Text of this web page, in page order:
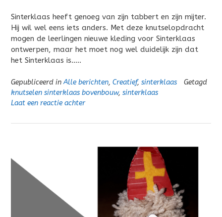
Sinterklaas heeft genoeg van zijn tabbert en zijn mijter.
Hij wil wel eens iets anders. Met deze knutselopdracht
mogen de leerlingen nieuwe kleding voor Sinterklaas
ontwerpen, maar het moet nog wel duidelijk zijn dat
het Sinterklaas is…..
Gepubliceerd inAlle berichten, Creatief, sinterklaas
Getagd
knutselen sinterklaas bovenbouw, sinterklaas
Laat een reactie achter